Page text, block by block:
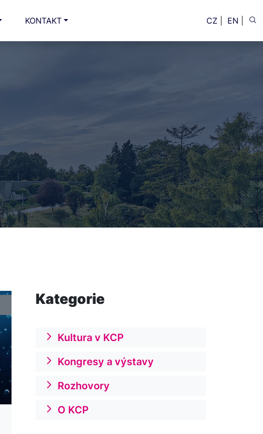
KONTAKT CZ EN
Kategorie
Kultura v KCP
Kongresy a výstavy
Rozhovory
O KCP